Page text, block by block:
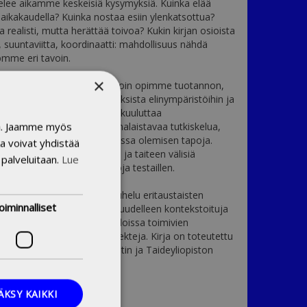
aikamme keskeisiä kysymyksiä. Kuinka elää
Kuinka nostaa esiin ylenkatsottua?
realisti, mutta herättää toivoa? Kukin kirjan osioista
suuntaviitta, koordinaatti: mahdollisuus nähdä
eri tavoin.
sopiva kielikuva ajalle, jolloin opimme tuotannon,
ja matkustamisen vaikutuksista elinympäristöihin ja
Crossroads peräänkuuluttaa
kategorioita kyseenalaistavaa tutkiskelua,
moninaisia maailmassa olemisen tapoja.
pohtimaan ympäristön ja taiteen välisiä
ja oletettuja rajoja testaillen.
on moniääninen vuoropuhelu eritaustaisten
välillä - kokoelma uusia ja uudelleen kontekstoituja
Suomessa ja Yhdysvalloissa toimivien
ja organisaatioiden projekteja. Kirja on toteutettu
Yorkin kulttuuri-instituutin ja Taideyliopiston
yhteistyönä.
×
myös
voivat yhdistää
Lue
KAIKKI